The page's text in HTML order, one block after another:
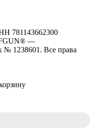
781143662300
—
№ 1238601. Все права